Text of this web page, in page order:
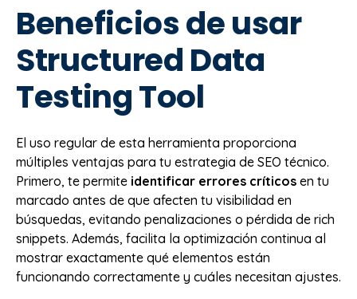
Beneficios de usar
Structured Data
Testing Tool
El uso regular de esta herramienta proporciona
múltiples ventajas para tu estrategia de SEO técnico.
Primero, te permite identificar errores críticos en tu
marcado antes de que afecten tu visibilidad en
búsquedas, evitando penalizaciones o pérdida de rich
snippets. Además, facilita la optimización continua al
mostrar exactamente qué elementos están
funcionando correctamente y cuáles necesitan ajustes.